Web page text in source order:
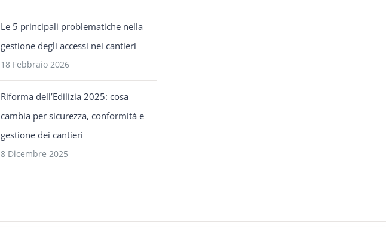
Le 5 principali problematiche nella
gestione degli accessi nei cantieri
18 Febbraio 2026
Riforma dell’Edilizia 2025: cosa
cambia per sicurezza, conformità e
gestione dei cantieri
8 Dicembre 2025